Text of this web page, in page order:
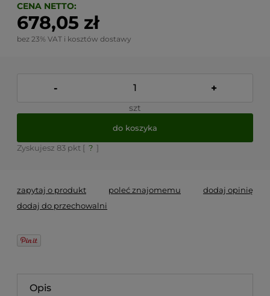
CENA NETTO:
678,05 zł
bez 23% VAT i kosztów dostawy
- +
szt
do koszyka
Zyskujesz 83 pkt [ ? ]
zapytaj o produkt poleć znajomemu
dodaj opinię
dodaj do przechowalni
Opis